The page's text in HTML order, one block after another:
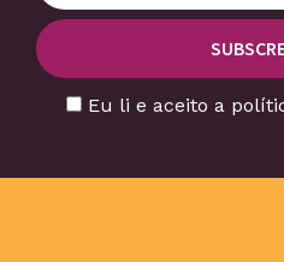
Eu li e aceito a